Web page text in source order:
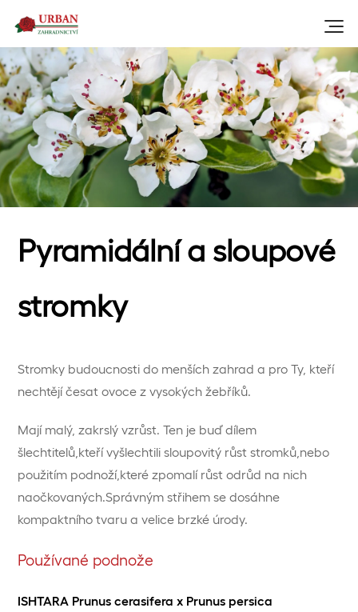
Pyramidální a sloupové
stromky
Stromky budoucnosti do menších zahrad a pro Ty, kteří
nechtějí česat ovoce z vysokých žebříků.
Mají malý, zakrslý vzrůst. Ten je buď dílem
šlechtitelů,kteří vyšlechtili sloupovitý růst stromků,nebo
použitím podnoží,které zpomalí růst odrůd na nich
naočkovaných.Správným střihem se dosáhne
kompaktního tvaru a velice brzké úrody.
Používané podnože
ISHTARA Prunus cerasifera x Prunus persica